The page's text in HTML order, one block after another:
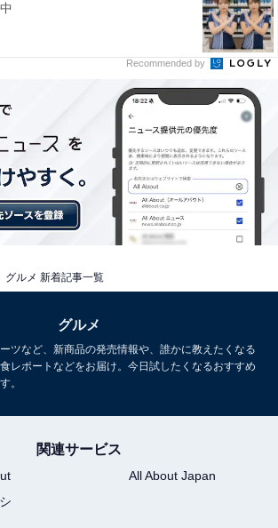
グルメ 新着記事一覧
Recommended by
グルメ
ツなど、新商品の発売情報や、誰かに教えたくなる
レポートなどをお届け。今日試したくなるおすすめ
。
関連サービス
All About Japan